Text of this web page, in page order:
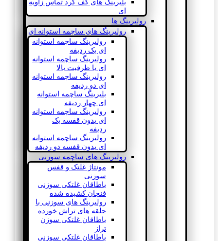
بلبرینگ های کف گرد تماس زاویه
ای
رولبرینگ ها
رولبرینگ های ساچمه استوانه ای
رولبرینگ ساچمه استوانه
ای یک ردیفه
رولبرینگ ساچمه استوانه
ای با ظرفیت بالا
رولبرینگ ساچمه استوانه
ای دو ردیفه
بلبرینگ ساچمه استوانه
ای چهار ردیفه
رولبرینگ ساچمه استوانه
ای بدون قفسه یک
ردیفه
رولبرینگ ساچمه استوانه
ای بدون قفسه دو ردیفه
رولبرینگ های ساچمه سوزنی
مونتاژ غلتک و قفس
سوزنی
یاطاقان غلتکی سوزنی
فنجان کشیده شده
رولبرینگ های سوزنی با
حلقه های تراش خورده
یاطاقان غلتکی سوزن
تراز
یاطاقان غلتکی سوزنی